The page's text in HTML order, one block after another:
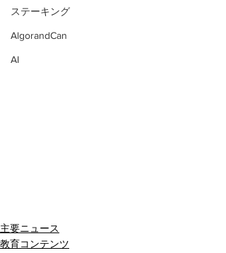
ステーキング
AlgorandCan
AI
主要ニュース
教育コンテンツ